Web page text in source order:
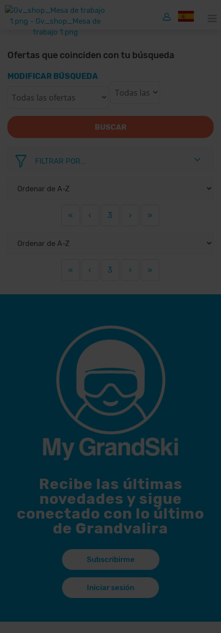
Ofertas que coinciden con tu búsqueda
MODIFICAR BÚSQUEDA
BUSCAR
FILTRAR POR...
« ‹ 3 › »
« ‹ 3 › »
Recibe las últimas
novedades y sigue
conectado con lo último
de Grandvalira
Subscribirme
Iniciar sesión